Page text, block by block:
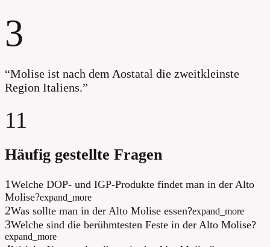
3
“Molise ist nach dem Aostatal die zweitkleinste
Region Italiens.”
11
Häufig gestellte Fragen
1Welche DOP- und IGP-Produkte findet man in der Alto
Molise?expand_more
2Was sollte man in der Alto Molise essen?expand_more
3Welche sind die berühmtesten Feste in der Alto Molise?
expand_more